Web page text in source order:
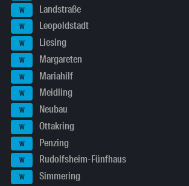
W Landstraße
W Leopoldstadt
W Liesing
W Margareten
W Mariahilf
W Meidling
W Neubau
W Ottakring
W Penzing
W Rudolfsheim-Fünfhaus
W Simmering